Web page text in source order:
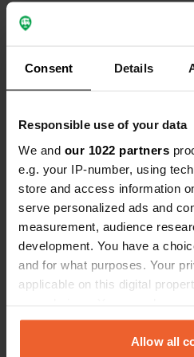
Consent Details
Responsible use of your data
We and our 1022 partners
e.g. your IP-number, using
store and access information
serve personalized ads and
measurement, audience
development. You have a
and for what purposes. Your
applicable on this digital
any time from the Cookie
the Privacy trigger icon.Allow all
Contact
Emplacement
Gjerdevikvegen